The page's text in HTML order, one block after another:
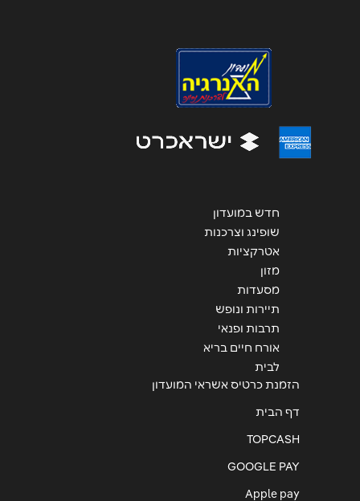
*
חדש במועדון
שופינג וצרכנות
אטרקציות
מזון
מסעדות
תיירות ונופש
תרבות ופנאי
אורח חיים בריא
לבית
הזמנת כרטיס אשראי המועדון
דף הבית
TOPCASH
GOOGLE PAY
Apple pay